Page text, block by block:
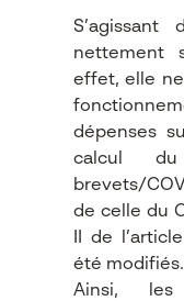
nettement
effet, elle
dépenses
calcul
brevets/
de celle du
II de
été modifiés.
Ainsi,